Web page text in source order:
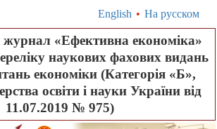
English • На русском
«Ефективна економіка»
наукових фахових видань
економіки (Категорія «Б»,
освіти і науки України від
11.07.2019 № 975)